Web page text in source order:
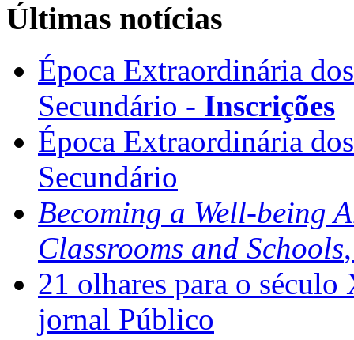
Últimas notícias
Época Extraordinária
Secundário - Inscrições
Época Extraordinária
Secundário
Becoming a Well-being
Classrooms and Schools
21 olhares para o
jornal Público